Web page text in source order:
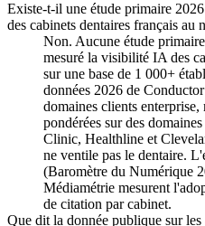
Existe-t-il une étude primaire
des cabinets dentaires français au
Non. Aucune étude
mesuré la visibilité IA des
sur une base de 1 000+
données 2026 de
domaines clients
pondérées sur des
Clinic, Healthline et
ne ventile pas le dentaire.
(Baromètre du Numérique
Médiamétrie mesurent
de citation par cabinet.
Que dit la donnée publique sur